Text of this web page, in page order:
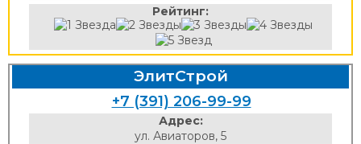
Рейтинг:
ЭлитСтрой
+7 (391) 206-99-99
Адрес:
ул. Авиаторов, 5